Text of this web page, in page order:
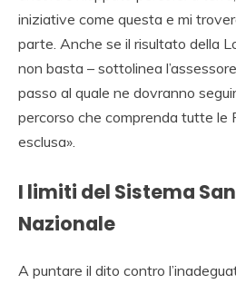
iniziative come questa e mi
parte. Anche se il risultato della
non basta – sottolinea
passo al quale ne dovranno
percorso che comprenda tutte le
esclusa».
I limiti del Sistema
Nazionale
A puntare il dito contro